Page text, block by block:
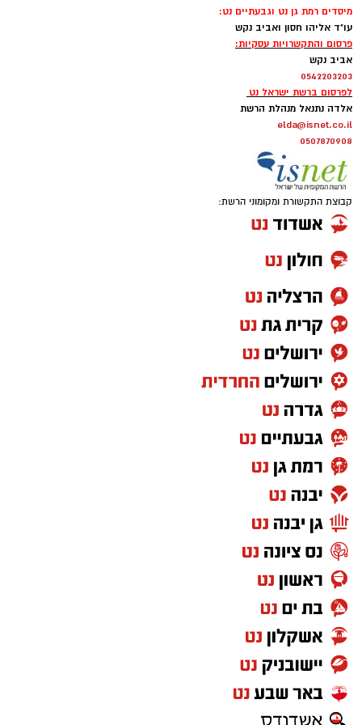
הצטרפו לקבוצת החדשות השקטה של רמת גן נט ב-
WhatsApp כל החדשות לחצו כאן
מקומות.
צילום באדיבות מכבי קבוצת כנען רמת-גן
במסגרת השיפוץ המתבצע, הפרקט עובר תהליך
חידוש, חדר ההלבשה של מכבי קבוצת כנען
רמת-גן עובר שיפוץ משמעותי, חדרי השירותים
המיועדים לקהל הרחב משופצים, חדר השופטים
ישודרג, נבנים משרדים חדשים לקבוצות הגברים
והנשים של המועדון וחדר כושר יבנה סמוך לאולם.
מיסדים רמת גן נט וגבעתיים נט:
עו"ד אליהו חסון ואביב נקש
פרסום והתקשרויות עסקיות:
אביב נקש
0542203203
לפרסום ברשת ישראל נט
אלדה נתנאל מנהלת הרשת
elda@isnet.co.il
0507870908
קבוצת התקשורת ומקומוני הרשת: